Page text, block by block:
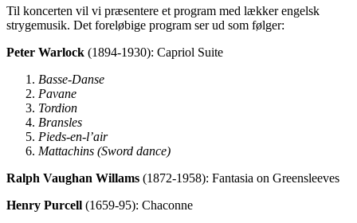
Til koncerten vil vi præsentere et program med lækker engelsk
strygemusik. Det foreløbige program ser ud som følger:
Peter Warlock (1894-1930): Capriol Suite
Basse-Danse
Pavane
Tordion
Bransles
Pieds-en-l’air
Mattachins (Sword dance)
Ralph Vaughan Willams (1872-1958): Fantasia on Greensleeves
Henry Purcell (1659-95): Chaconne